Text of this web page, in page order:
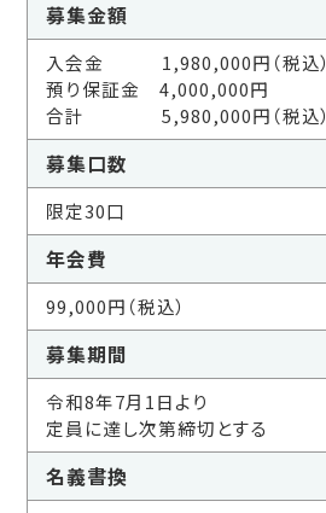
募集金額
入会金 1,980,000円（税込）
預り保証金 4,000,000円
合計 5,980,000円（税込）
募集口数
限定30口
年会費
99,000円（税込）
募集期間
令和8年7月1日より
定員に達し次第締切とする
名義書換